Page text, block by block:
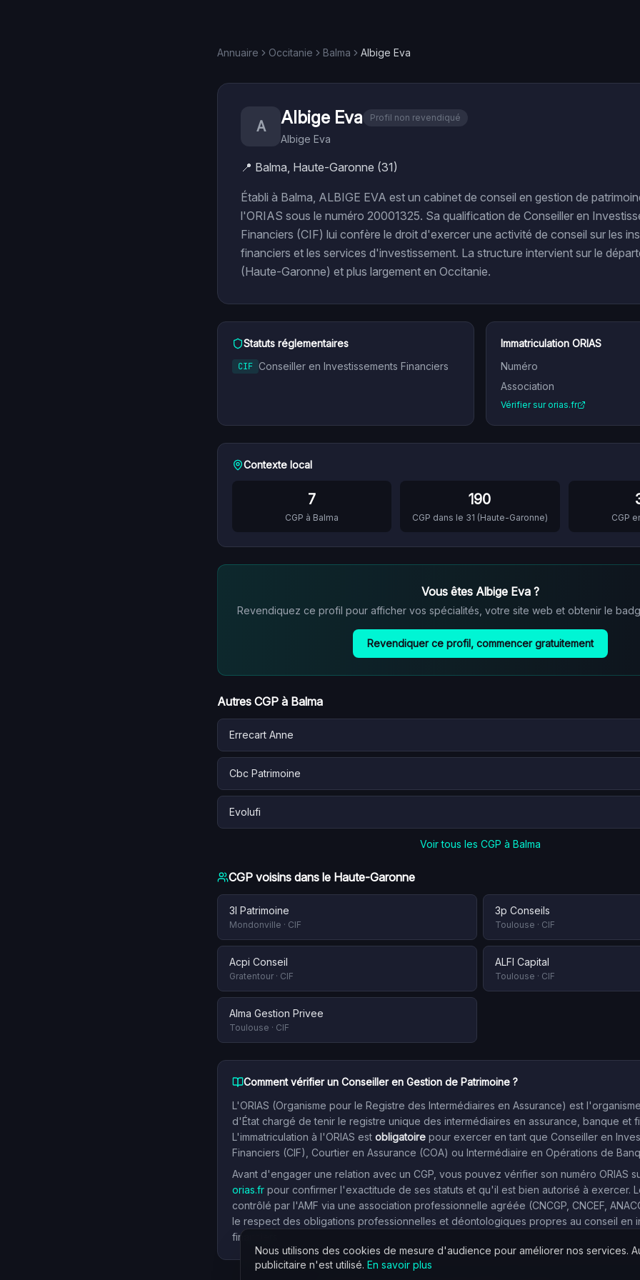
Annuaire Occitanie Balma Albige Eva
A Albige Eva Profil non revendiqué
Albige Eva
📍 Balma, Haute-Garonne (31)
Établi à Balma, ALBIGE EVA est un cabinet de conseil en gestion de
l'ORIAS sous le numéro 20001325. Sa qualification de Conseiller en
Financiers (CIF) lui confère le droit d'exercer une activité de conseil sur les
financiers et les services d'investissement. La structure intervient sur le
(Haute-Garonne) et plus largement en Occitanie.
Statuts réglementaires
CIF Conseiller en Investissements Financiers
Immatriculation ORIAS
Numéro
Association
Vérifier sur orias.fr
Contexte local
7
CGP à Balma
190
CGP dans le 31 (Haute-Garonne) CGP
Vous êtes Albige Eva?
Revendiquez ce profil pour afficher vos spécialités, votre site web et obtenir le
Revendiquer ce profil, commencer gratuitement
Autres CGP à Balma
Errecart Anne
Cbc Patrimoine
Evolufi
Voir tous les CGP à Balma
CGP voisins dans le Haute-Garonne
3l Patrimoine
Mondonville · CIF
3p Conseils
Toulouse · CIF
Acpi Conseil
Gratentour · CIF
ALFI Capital
Toulouse · CIF
Alma Gestion Privee
Toulouse · CIF
Comment vérifier un Conseiller en Gestion de Patrimoine ?
L'ORIAS (Organisme pour le Registre des Intermédiaires en Assurance) est
d'État chargé de tenir le registre unique des intermédiaires en assurance, banque et
L'immatriculation à l'ORIAS est obligatoire pour exercer en tant que Conseiller en
Financiers (CIF), Courtier en Assurance (COA) ou Intermédiaire en Opérations de
Avant d'engager une relation avec un CGP, vous pouvez vérifier son numéro ORIAS
orias.fr pour confirmer l'exactitude de ses statuts et qu'il est bien autorisé à exercer.
contrôlé par l'AMF via une association professionnelle agréée (CNCGP, CNCEF,
le respect des obligations professionnelles et déontologiques propres au conseil en
financiers.
Nous utilisons des cookies de mesure d'audience pour améliorer nos services.
publicitaire n'est utilisé. En savoir plus